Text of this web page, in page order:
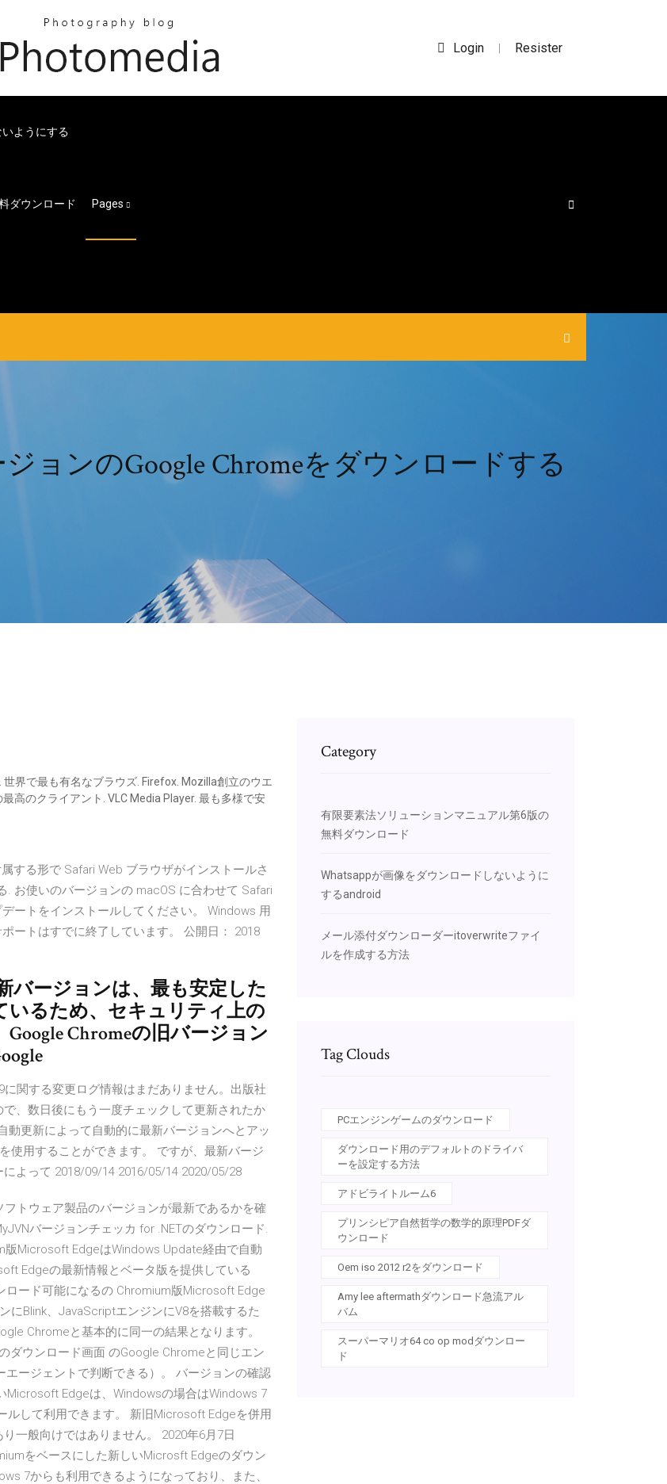
Login | Resister
ようにする
ダウンロード Pages
ョンのGoogle Chromeをダウンロードする
界で最も有名なブラウズ. Firefox. Mozilla創立のウエ
高のクライアント. VLC Media Player. 最も多様で安
する形で Safari Web ブラウザがインストールさ
お使いのバージョンの macOS に合わせて Safari
ートをインストールしてください。 Windows 用
ートはすでに終了しています。 公開日： 2018
バージョンは、最も安定した
るため、セキュリティ上の
Chromeの旧バージョン
関する変更ログ情報はまだありません。出版社
、数日後にもう一度チェックして更新されたか
更新によって自動的に最新バージョンへとアッ
使用することができます。 ですが、最新バージ
よって 2018/09/14 2016/05/14 2020/05/28
トウェア製品のバージョンが最新であるかを確
バージョンチェッカ for .NETのダウンロード.
版Microsoft EdgeはWindows Update経由で自動
Edgeの最新情報とベータ版を提供している
ロード可能になるの Chromium版Microsoft Edge
にBlink、JavaScriptエンジンにV8を搭載するた
Chromeと基本的に同一の結果となります。
ダウンロード画面 のGoogle Chromeと同じエン
ージェントで判断できる）。 バージョンの確認
Microsoft Edgeは、Windowsの場合はWindows 7
ルして利用できます。 新旧Microsoft Edgeを併用
一般向けではありません。 2020年6月7日
をベースにした新しいMicrosft Edgeのダウン
7からも利用できるようになっており、また、
Category
有限要素法ソリューションマニュアル第6版の
無料ダウンロード
Whatsappが画像をダウンロードしないように
するandroid
メール添付ダウンローダーitoverwriteファイ
ルを作成する方法
Tag Clouds
PCエンジンゲームのダウンロード
ダウンロード用のデフォルトのドライバ
ーを設定する方法
アドビライトルーム6
プリンシピア自然哲学の数学的原理PDFダ
ウンロード
Oem iso 2012 r2をダウンロード
Amy lee aftermathダウンロード急流アル
バム
スーパーマリオ64 co op modダウンロー
ド